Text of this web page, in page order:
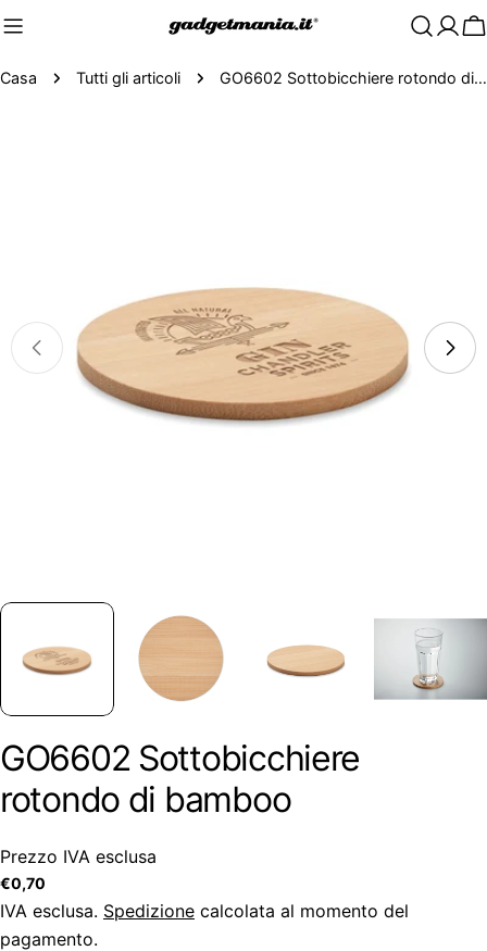
Casa Tutti gli articoli GO6602 Sottobicchiere rotondo di bamboo
GO6602 Sottobicchiere
rotondo di bamboo
Prezzo IVA esclusa
Prezzo
regolare
€0,70
IVA esclusa. Spedizione calcolata al momento del
pagamento.